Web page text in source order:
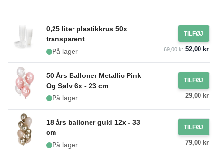
0,25 liter plastikkrus 50x
transparent
På lager
TILFØJ
69,00 kr52,00 kr
50 Års Balloner Metallic Pink
Og Sølv 6x - 23 cm
På lager
TILFØJ
29,00 kr
18 års balloner guld 12x - 33
cm
På lager
TILFØJ
79,00 kr